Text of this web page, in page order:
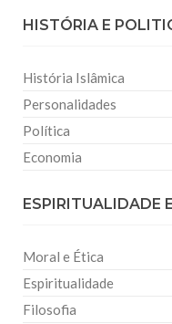
HISTÓRIA E
História Islâmica
Personalidades
Política
Economia
ESPIRITUALIDADE
Moral e Ética
Espiritualidade
Filosofia